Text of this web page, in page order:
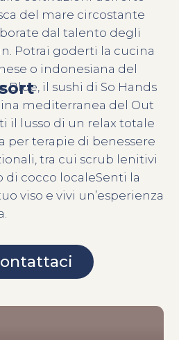
del mare circostante
dal talento degli
Potrai goderti la cucina
o indonesiana del
Blue, il sushi di So Hands
mediterranea del Out
il lusso di un relax totale
per terapie di benessere
tra cui scrub lenitivi
di cocco localeSenti la
viso e vivi un’esperienza